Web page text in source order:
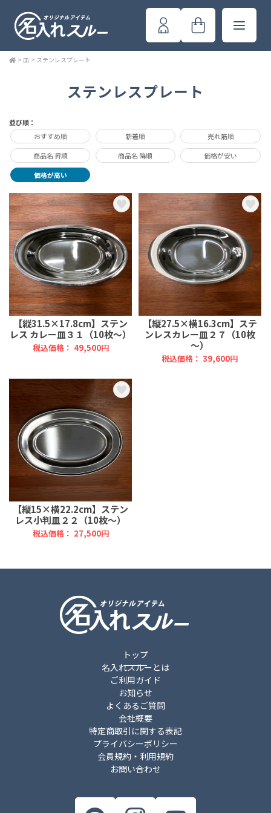
> 皿 > ステンレスプレート
ステンレスプレート
並び順：
おすすめ順
新着順 売れ筋順
商品名 昇順 商品名 降順 価格が安い
価格が高い
【縦31.5×17.8cm】ステン
レス カレー皿３１（10枚～）
税込価格： 49,500円
【縦27.5×横16.3cm】ステ
ンレスカレー皿２７（10枚
～）
税込価格： 39,600円
【縦15×横22.2cm】ステン
レス小判皿２２（10枚～）
税込価格： 27,500円
トップ
名入れスルーとは
ご利用ガイド
お知らせ
よくあるご質問
会社概要
特定商取引に関する表記
プライバシーポリシー
会員規約・利用規約
お問い合わせ